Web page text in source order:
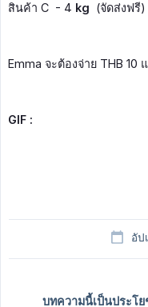
สินค้า C - 4 kg (จัดส่งฟรี)
Emma จะต้องจ่าย THB
GIF :
อัป
บทความนี้เป็นประโ